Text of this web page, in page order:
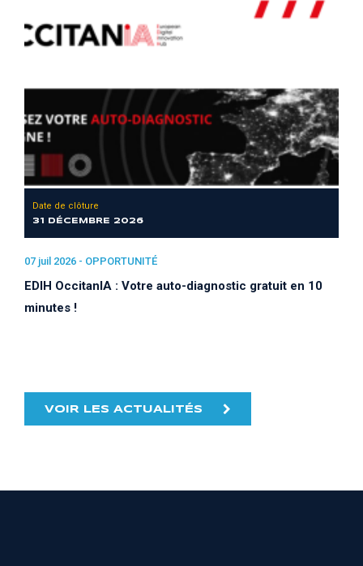
Date de clôture
31 DÉCEMBRE 2026
07 juil 2026 - OPPORTUNITÉ
EDIH OccitanIA : Votre auto-diagnostic gratuit en 10
minutes !
VOIR LES ACTUALITÉS